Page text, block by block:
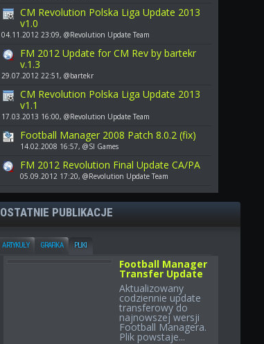
CM Revolution Polska Liga Update 2013
v1.0
04.11.2012 23:09, @Revolution Update Team
FM 2012 Update for CM Rev by bartekr
v.1.3
29.07.2012 22:51, @bartekr
CM Revolution Polska Liga Update 2013
v1.1
17.03.2013 16:00, @Revolution Update Team
Football Manager 2008 Patch 8.0.2 (fix)
14.02.2008 16:57, @SI Games
FM 2012 Revolution Final Update CA/PA
05.09.2012 17:20, @Revolution Update Team
OSTATNIE PUBLIKACJE
ARTYKUŁY GRAFIKA PLIKI
Football Manager
Transfer Update
Aktualizowany
codziennie update
transferowy do
najnowszej wersji
Football Managera.
Plik powstaje...